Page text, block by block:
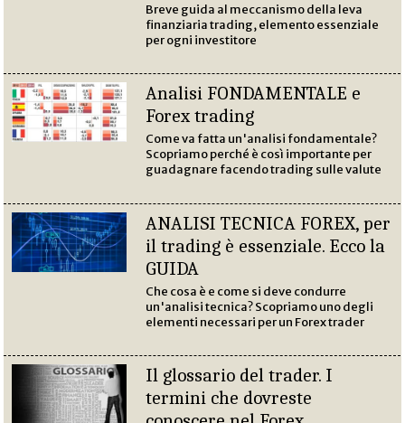
Breve guida al meccanismo della leva
finanziaria trading, elemento essenziale
per ogni investitore
Analisi FONDAMENTALE e
Forex trading
Come va fatta un'analisi fondamentale?
Scopriamo perché è così importante per
guadagnare facendo trading sulle valute
ANALISI TECNICA FOREX, per
il trading è essenziale. Ecco la
GUIDA
Che cosa è e come si deve condurre
un'analisi tecnica? Scopriamo uno degli
elementi necessari per un Forex trader
Il glossario del trader. I
termini che dovreste